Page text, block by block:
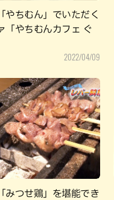
やちむん」でいただく
「やちむんカフェ ぐ
2022/04/09
みつせ鶏」を堪能でき